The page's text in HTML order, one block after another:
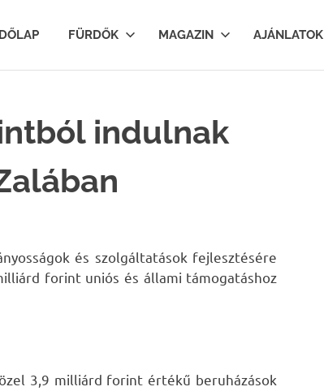
FÜRDŐK MAGAZIN AJÁNLATOK
indulnak
és szolgáltatások fejlesztésére
forint uniós és állami támogatáshoz
3,9 milliárd forint értékű beruházások